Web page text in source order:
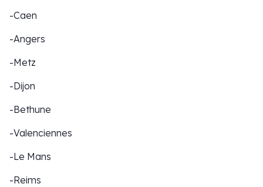
-Caen
-Angers
-Metz
-Dijon
-Bethune
-Valenciennes
-Le Mans
-Reims